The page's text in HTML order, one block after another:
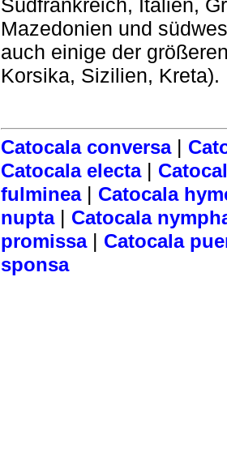
Südfrankreich, Italien,
Mazedonien und
auch einige der
Korsika, Sizilien, Kreta).
Catocala conversa|
Catocala electa|
fulminea| Catocala
nupta| Catocala
promissa| Catocala
sponsa